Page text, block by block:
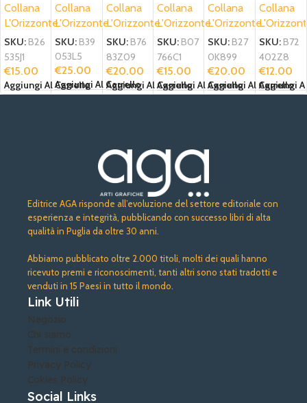
o con il
lettore
Collana
L'Orizzonte
SKU: B26
535J1
€15.00
Aggiungi Al Carrello
de la
géomét
rie
divine
Collana
L'Orizzonte
SKU: B39
053L5
€25.00
Aggiungi Al Carrello
i
un’oper
a d’arte
Collana
L'Orizzonte
SKU: B76
83Z09
€20.00
Aggiungi Al Carrello
humana
Collana
L'Orizzonte
SKU: B07
766C1
€15.00
Aggiungi Al Carrello
i
un’oper
a d’arte
II
edizion
e
Collana
L'Orizzonte
SKU: B27
0K899
€20.00
Aggiungi Al Carrello
es
Collana
SKU: B72
402Z8
€12.00
Aggiungi
Editrice AGA risponde all’evoluzione del settore editoriale con
esperienza e integrità, pubblicando con successo libri di alta
qualità in Puglia da oltre 30 anni.
Abbiamo pubblicato oltre 2.000 titoli, molti dei quali hanno
ricevuto premi e riconoscimenti, tanti altri sono stati tradotti e
venduti in 15 Paesi in tutto il mondo.
Link Utili
Negozio
Chi siamo
Termini e condizioni
Privacy Policy
Cokies Policy
Social Links